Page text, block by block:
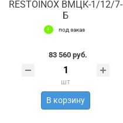
RESTOINOX ВМЦК-1/12/7-
Б
под заказ
83 560 руб.
шт
В корзину